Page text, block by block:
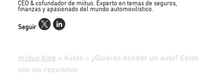
CEO & cofundador de miituo. Experto en temas de seguros,
finanzas y apasionado del mundo automovilístico.
Seguir
miituo blog » Autos » ¿Quieres blindar un auto? Estos
son los requisitos